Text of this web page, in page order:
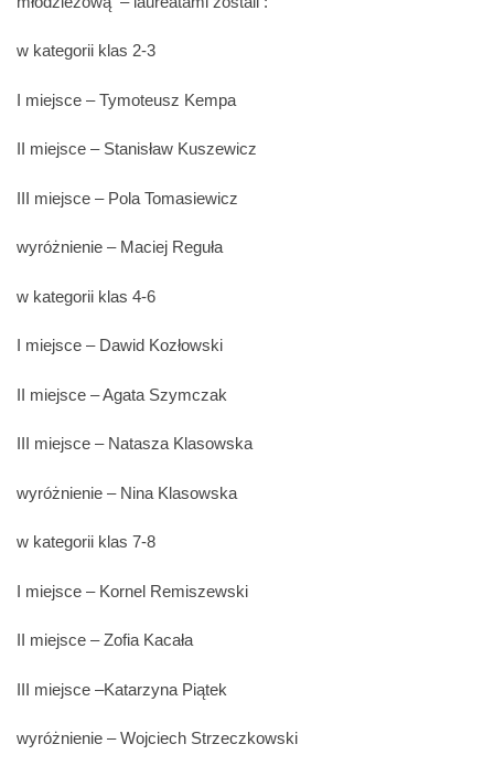
w kategorii klas 2-3
I miejsce – Tymoteusz Kempa
II miejsce – Stanisław Kuszewicz
III miejsce – Pola Tomasiewicz
wyróżnienie – Maciej Reguła
w kategorii klas 4-6
I miejsce – Dawid Kozłowski
II miejsce – Agata Szymczak
III miejsce – Natasza Klasowska
wyróżnienie – Nina Klasowska
w kategorii klas 7-8
I miejsce – Kornel Remiszewski
II miejsce – Zofia Kacała
III miejsce –Katarzyna Piątek
wyróżnienie – Wojciech Strzeczkowski